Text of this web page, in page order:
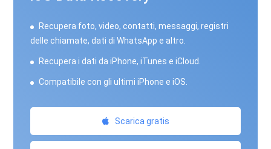
Recupera foto, video, contatti, messaggi, registri
delle chiamate, dati di WhatsApp e altro.
Recupera i dati da iPhone, iTunes e iCloud.
Compatibile con gli ultimi iPhone e iOS.
Scarica gratis